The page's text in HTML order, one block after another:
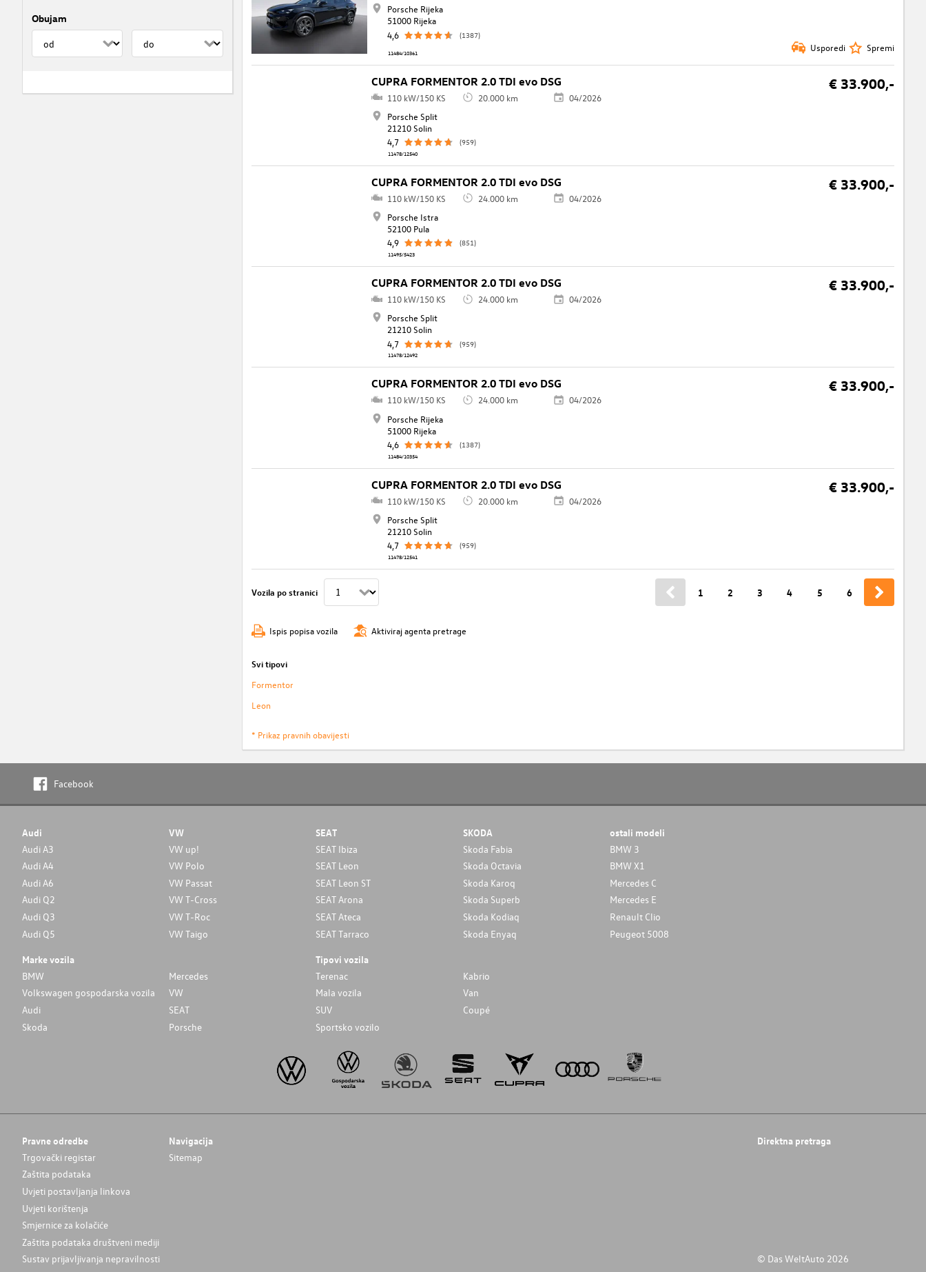
Obujam
Porsche Rijeka
51000 Rijeka
4,6
(1387)
11484/10361 Usporedi Spremi
CUPRA FORMENTOR 2.0 TDI evo DSG € 33.900,-
110 kW/150 KS 20.000 km
04/2026
Porsche Split
21210 Solin
4,7
(959)
11478/12540
CUPRA FORMENTOR 2.0 TDI evo DSG € 33.900,-
110 kW/150 KS 24.000 km
04/2026
Porsche Istra
52100 Pula
4,9
(851)
11495/5423
CUPRA FORMENTOR 2.0 TDI evo DSG € 33.900,-
110 kW/150 KS 24.000 km
04/2026
Porsche Split
21210 Solin
4,7
(959)
11478/12492
CUPRA FORMENTOR 2.0 TDI evo DSG € 33.900,-
110 kW/150 KS 24.000 km
04/2026
Porsche Rijeka
51000 Rijeka
4,6
(1387)
11484/10354
CUPRA FORMENTOR 2.0 TDI evo DSG € 33.900,-
110 kW/150 KS 20.000 km
04/2026
Porsche Split
21210 Solin
4,7
(959)
11478/12541
Vozila po stranici 1 2 3 4 5 6
Ispis popisa vozila Aktiviraj agenta pretrage
Svi tipovi
Formentor
Leon
* Prikaz pravnih obavijesti
Facebook
Audi
Audi A3
Audi A4
Audi A6
Audi Q2
Audi Q3
Audi Q5
VW
VW up!
VW Polo
VW Passat
VW T-Cross
VW T-Roc
VW Taigo
SEAT
SEAT Ibiza
SEAT Leon
SEAT Leon ST
SEAT Arona
SEAT Ateca
SEAT Tarraco
SKODA
Skoda Fabia
Skoda Octavia
Skoda Karoq
Skoda Superb
Skoda Kodiaq
Skoda Enyaq
ostali modeli
BMW 3
BMW X1
Mercedes C
Mercedes E
Renault Clio
Peugeot 5008
Marke vozila
BMW
Mercedes
Volkswagen gospodarska vozila
VW
Audi
SEAT
Skoda
Porsche
Tipovi vozila
Terenac
Kabrio
Mala vozila
Van
SUV
Coupé
Sportsko vozilo
Pravne odredbe
Trgovački registar
Zaštita podataka
Uvjeti postavljanja linkova
Uvjeti korištenja
Smjernice za kolačiće
Zaštita podataka društveni mediji
Sustav prijavljivanja nepravilnosti
Navigacija
Sitemap
Direktna pretraga
© Das WeltAuto 2026